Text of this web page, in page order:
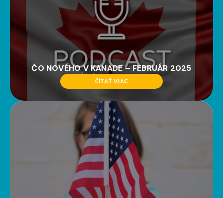
ČO NOVÉHO V KANADE – FEBRUÁR 2025
ČÍTAŤ VIAC